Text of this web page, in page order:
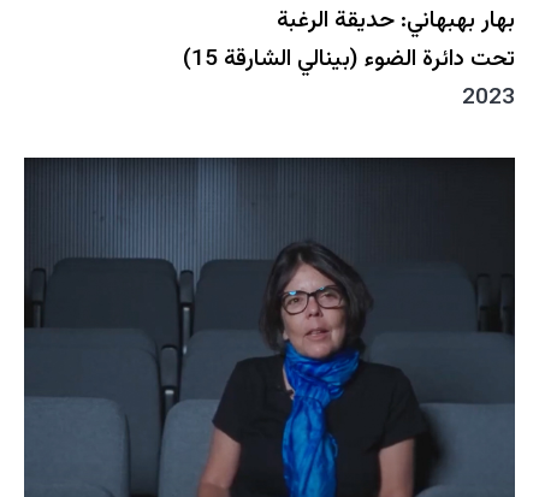
بهار بهبهاني: حديقة الرغبة
تحت دائرة الضوء (بينالي الشارقة 15)
2023